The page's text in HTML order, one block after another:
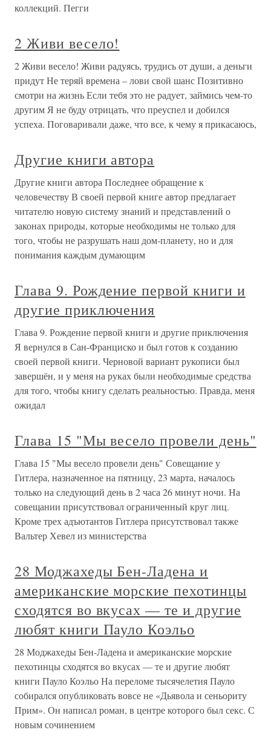
коллекций. Пегги
2 Живи весело!
2 Живи весело! Живи радуясь, трудись от души, а деньги
придут Не теряй времена – лови свой шанс Позитивно
смотри на жизнь Если тебя это не радует, займись чем-то
другим Я не буду отрицать, что преуспел и добился
успеха. Поговаривали даже, что все, к чему я прикасаюсь,
Другие книги автора
Другие книги автора Последнее обращение к
человечеству В своей первой книге автор предлагает
читателю новую систему знаний и представлений о
законах природы, которые необходимы не только для
того, чтобы не разрушать наш дом-планету, но и для
понимания каждым думающим
Глава 9. Рождение первой книги и
другие приключения
Глава 9. Рождение первой книги и другие приключения
Я вернулся в Сан-Франциско и был готов к созданию
своей первой книги. Черновой вариант рукописи был
завершён, и у меня на руках были необходимые средства
для того, чтобы книгу сделать реальностью. Правда, меня
ожидал
Глава 15 "Мы весело провели день"
Глава 15 "Мы весело провели день" Совещание у
Гитлера, назначенное на пятницу, 23 марта, началось
только на следующий день в 2 часа 26 минут ночи. На
совещании присутствовал ограниченный круг лиц.
Кроме трех адъютантов Гитлера присутствовал также
Вальтер Хевел из министерства
28 Моджахеды Бен-Ладена и
американские морские пехотинцы
сходятся во вкусах — те и другие
любят книги Пауло Коэльо
28 Моджахеды Бен-Ладена и американские морские
пехотинцы сходятся во вкусах — те и другие любят
книги Пауло Коэльо На переломе тысячелетия Пауло
собирался опубликовать вовсе не «Дьявола и сеньориту
Прим». Он написал роман, в центре которого был секс. С
новым сочинением